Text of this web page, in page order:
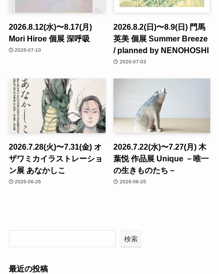
2026.8.12(水)〜8.17(月)
Mori Hiroe 個展 深呼吸
2026-07-10
2026.8.2(日)〜8.9(日) 門馬
英美 個展 Summer Breeze
/ planned by NENOHOSHI
2026-07-03
2026.7.28(火)〜7.31(金) オ
ザワミカイラストレーショ
ン展 あなかしこ
2026-06-26
2026.7.22(水)〜7.27(月) 木
葉悦 作品展 Unique －唯一
の生きものたち－
2026-06-26
検索
最近の投稿